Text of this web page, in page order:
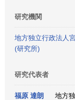
研究機関
地方独立行政法人
(研究所)
研究代表者
福原 達朗
地方